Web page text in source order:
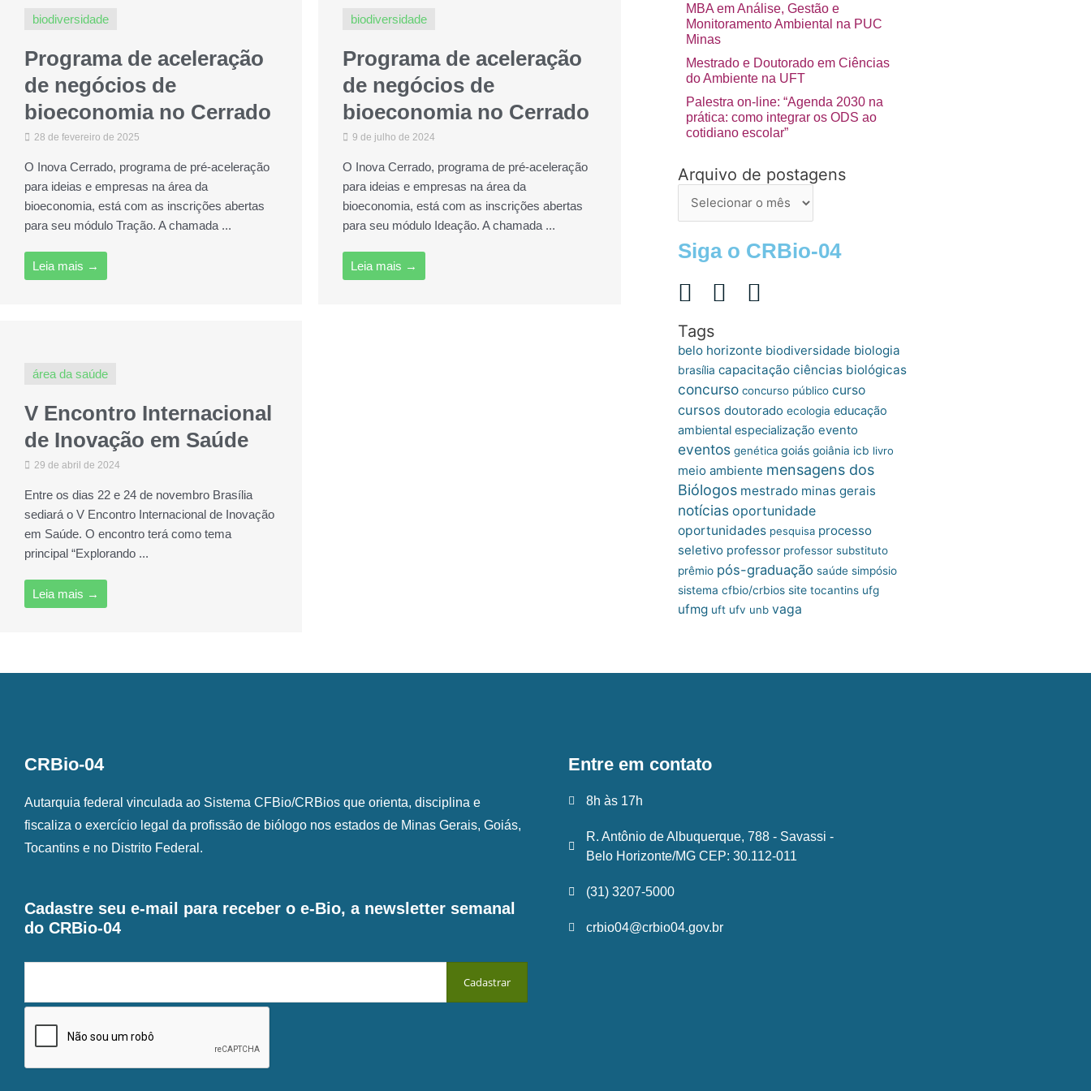
biodiversidade
Programa de aceleração
de negócios de
bioeconomia no Cerrado
28 de fevereiro de 2025
O Inova Cerrado, programa de pré-aceleração
para ideias e empresas na área da
bioeconomia, está com as inscrições abertas
para seu módulo Tração. A chamada ...
Leia mais →
biodiversidade
Programa de aceleração
de negócios de
bioeconomia no Cerrado
9 de julho de 2024
O Inova Cerrado, programa de pré-aceleração
para ideias e empresas na área da
bioeconomia, está com as inscrições abertas
para seu módulo Ideação. A chamada ...
Leia mais →
área da saúde
V Encontro Internacional
de Inovação em Saúde
29 de abril de 2024
Entre os dias 22 e 24 de novembro Brasília
sediará o V Encontro Internacional de Inovação
em Saúde. O encontro terá como tema
principal “Explorando ...
Leia mais →
MBA em Análise, Gestão e
Monitoramento Ambiental na PUC
Minas
Mestrado e Doutorado em Ciências
do Ambiente na UFT
Palestra on-line: “Agenda 2030 na
prática: como integrar os ODS ao
cotidiano escolar”
Arquivo de postagens
Arquivo
postagens
Siga o CRBio-04
Tags
belo horizonte biodiversidade biologia
brasília capacitação ciências biológicas
concurso concurso público curso
cursos doutorado ecologia educação
ambiental especialização evento
eventos genética goiás goiânia icb livro
meio ambiente mensagens dos
Biólogos mestrado minas gerais
notícias oportunidade
oportunidades pesquisa processo
seletivo professor professor substituto
prêmio pós-graduação saúde simpósio
sistema cfbio/crbios site tocantins ufg
ufmg uft ufv unb vaga
CRBio-04
Autarquia federal vinculada ao Sistema CFBio/CRBios que orienta, disciplina e
fiscaliza o exercício legal da profissão de biólogo nos estados de Minas Gerais, Goiás,
Tocantins e no Distrito Federal.
Cadastre seu e-mail para receber o e-Bio, a newsletter semanal
do CRBio-04
Entre em contato
8h às 17h
R. Antônio de Albuquerque, 788 - Savassi -
Belo Horizonte/MG CEP: 30.112-011
(31) 3207-5000
crbio04@crbio04.gov.br